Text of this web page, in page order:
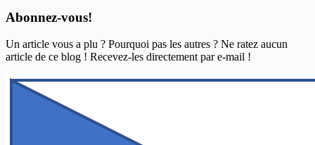
Abonnez-vous!
Un article vous a plu ? Pourquoi pas les autres ? Ne ratez aucun
article de ce blog ! Recevez-les directement par e-mail !